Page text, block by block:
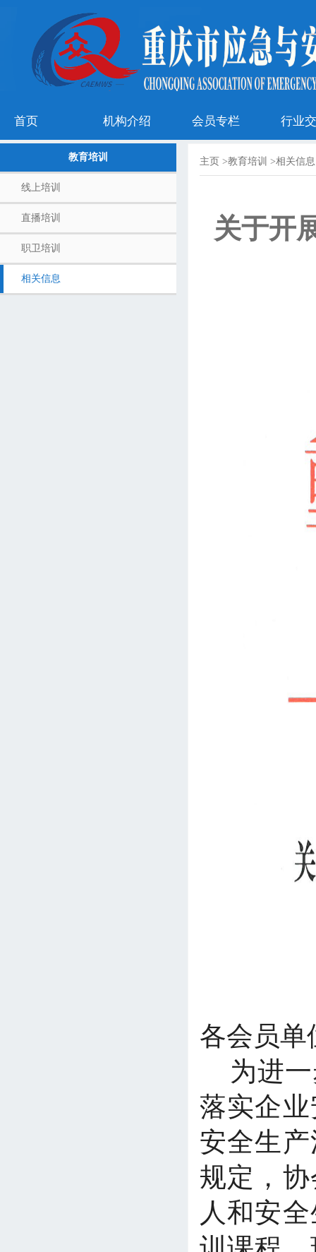
首页 机构介绍 会员专栏 行业
教育培训
线上培训
直播培训
职卫培训
相关信息
主页 >教育培训 >相关信息
关于开
各会员单
为进
落实企
安全生
规定，
人和安